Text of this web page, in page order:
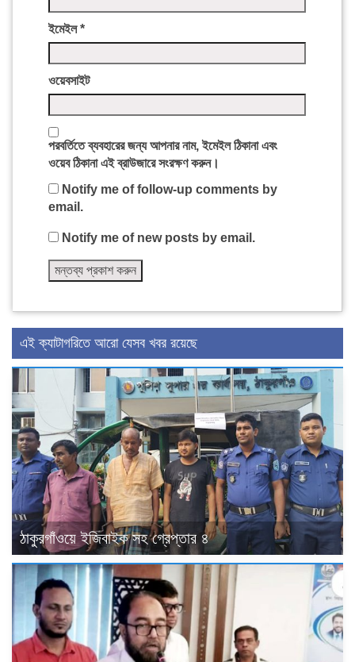
ইমেইল*
ওয়েবসাইট
পরবর্তিতে ব্যবহারের জন্য আপনার নাম, ইমেইল ঠিকানা এবং
ওয়েব ঠিকানা এই ব্রাউজারে সংরক্ষণ করুন।
Notify me of follow-up comments by
email.
Notify me of new posts by email.
এই ক্যাটাগরিতে আরো যেসব খবর রয়েছে
ঠাকুরগাঁওয়ে ইজিবাইক সহ গ্রেপ্তার ৪